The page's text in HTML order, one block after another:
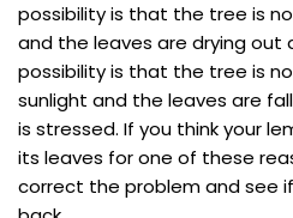
possibility is that the tree is
and the leaves are drying out
possibility is that the tree is
sunlight and the leaves are
is stressed. If you think your
its leaves for one of these
correct the problem and see